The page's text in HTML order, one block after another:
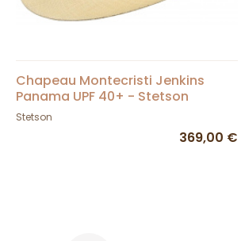
Chapeau Montecristi Jenkins
Panama UPF 40+ - Stetson
Stetson
369,00 €